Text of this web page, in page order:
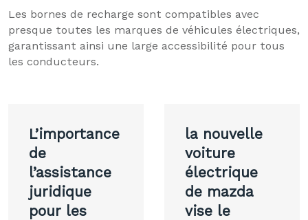
Les bornes de recharge sont compatibles avec
presque toutes les marques de véhicules électriques,
garantissant ainsi une large accessibilité pour tous
les conducteurs.
de
l’article
L’importance
de
l’assistance
juridique
pour les
la nouvelle
voiture
électrique
de mazda
vise le